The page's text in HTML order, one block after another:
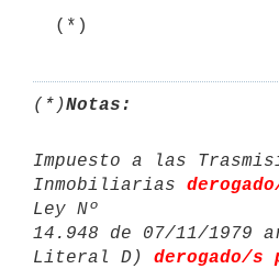
(*)Notas:
Impuesto a las
Inmobiliarias
Ley Nº
14.948 de 07/11/1979
Literal D) derogado/s